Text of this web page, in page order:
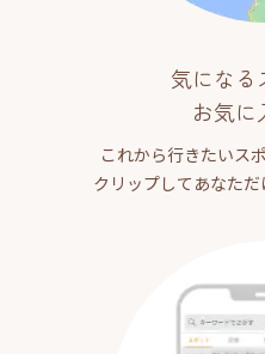
気になる
お気に
これから行きたいス
クリップしてあなただ